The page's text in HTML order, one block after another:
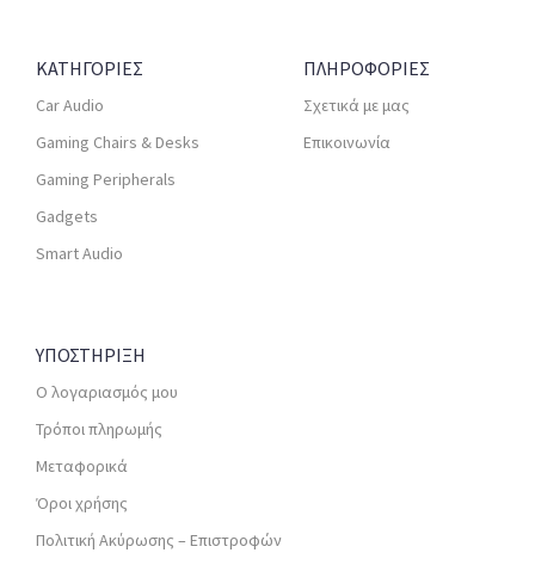
ΚΑΤΗΓΟΡΙΕΣ
Car Audio
Gaming Chairs & Desks
Gaming Peripherals
Gadgets
Smart Audio
ΠΛΗΡΟΦΟΡΙΕΣ
Σχετικά με μας
Επικοινωνία
ΥΠΟΣΤΗΡΙΞΗ
Ο λογαριασμός μου
Τρόποι πληρωμής
Μεταφορικά
Όροι χρήσης
Πολιτική Ακύρωσης – Επιστροφών